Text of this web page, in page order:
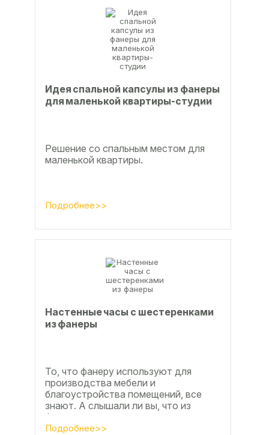
Идея спальной капсулы из фанеры
для маленькой квартиры-студии
Решение со спальным местом для
маленькой квартиры.
Подробнее>>
Настенные часы с шестеренками
из фанеры
То, что фанеру используют для
производства мебели и
благоустройства помещений, все
знают. А слышали ли вы, что из
фанеры делают красивые ажурные
часы? Удивительно, но факт.
Подробнее>>